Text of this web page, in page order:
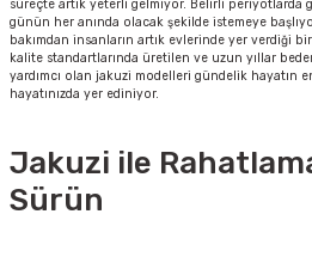
süreçte artık yeterli gelmiyor. Belirli periyotlarda
günün her anında olacak şekilde istemeye
bakımdan insanların artık evlerinde yer verdiği
kalite standartlarında üretilen ve uzun yıllar
yardımcı olan jakuzi modelleri gündelik hayatın
hayatınızda yer ediniyor.
Jakuzi ile
Sürün